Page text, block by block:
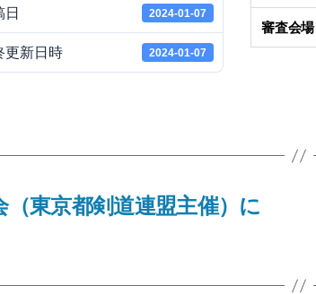
日 2024-01-07
更新日時 2024-01-07
審査会場
東京都剣道連盟主催）に